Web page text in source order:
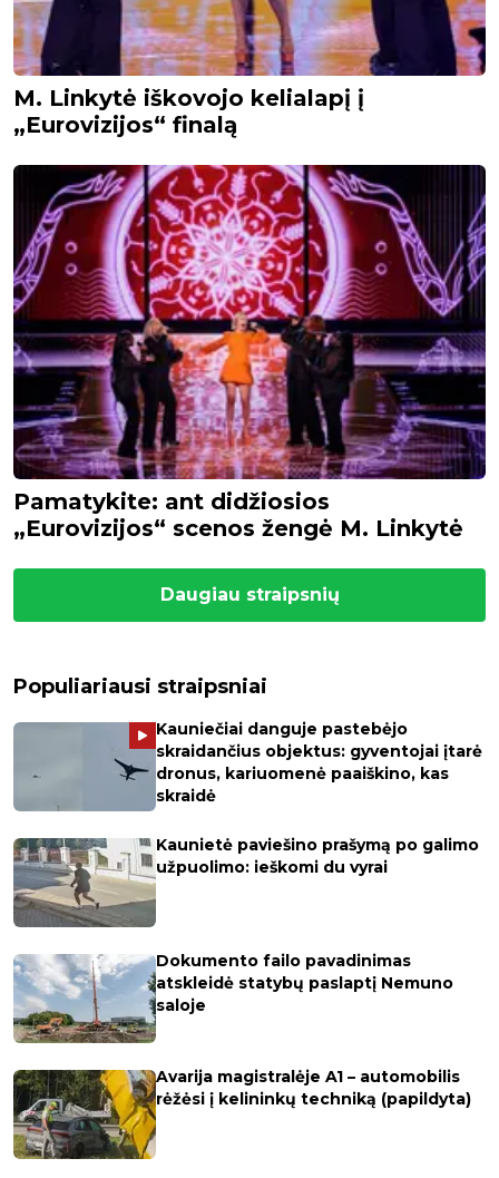
M. Linkytė iškovojo kelialapį į
„Eurovizijos“ finalą
Pamatykite: ant didžiosios
„Eurovizijos“ scenos žengė M. Linkytė
Daugiau straipsnių
Populiariausi straipsniai
Kauniečiai danguje pastebėjo
skraidančius objektus: gyventojai įtarė
dronus, kariuomenė paaiškino, kas
skraidė
Kaunietė paviešino prašymą po galimo
užpuolimo: ieškomi du vyrai
Dokumento failo pavadinimas
atskleidė statybų paslaptį Nemuno
saloje
Avarija magistralėje A1 – automobilis
rėžėsi į kelininkų techniką (papildyta)